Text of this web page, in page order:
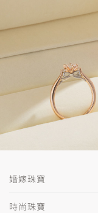
婚嫁珠寶
時尚珠寶